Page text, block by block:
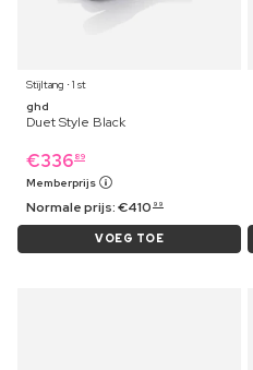
Stijltang ⋅ 1 st
ghd
Duet Style Black
€336 89
Memberprijs
Normale prijs:€410 99
VOEG TOE